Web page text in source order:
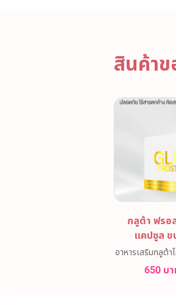
สินค้าข
กลูต้า ฟรอ
แคปซูล ข
อาหารเสริมกลูต้า
650 บ